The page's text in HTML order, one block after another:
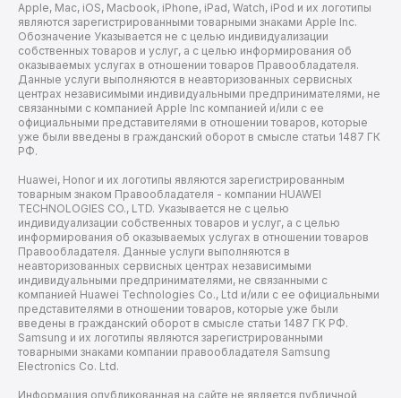
Apple, Mac, iOS, Macbook, iPhone, iPad, Watch, iPod и их логотипы
являются зарегистрированными товарными знаками Apple Inc.
Обозначение Указывается не с целью индивидуализации
собственных товаров и услуг, а с целью информирования об
оказываемых услугах в отношении товаров Правообладателя.
Данные услуги выполняются в неавторизованных сервисных
центрах независимыми индивидуальными предпринимателями, не
связанными с компанией Apple Inc компанией и/или с ее
официальными представителями в отношении товаров, которые
уже были введены в гражданский оборот в смысле статьи 1487 ГК
РФ.
Huawei, Honor и их логотипы являются зарегистрированным
товарным знаком Правообладателя - компании HUAWEI
TECHNOLOGIES CO., LTD. Указывается не с целью
индивидуализации собственных товаров и услуг, а с целью
информирования об оказываемых услугах в отношении товаров
Правообладателя. Данные услуги выполняются в
неавторизованных сервисных центрах независимыми
индивидуальными предпринимателями, не связанными с
компанией Huawei Technologies Co., Ltd и/или с ее официальными
представителями в отношении товаров, которые уже были
введены в гражданский оборот в смысле статьи 1487 ГК РФ.
Samsung и их логотипы являются зарегистрированными
товарными знаками компании правообладателя Samsung
Electronics Co. Ltd.
Информация опубликованная на сайте не является публичной